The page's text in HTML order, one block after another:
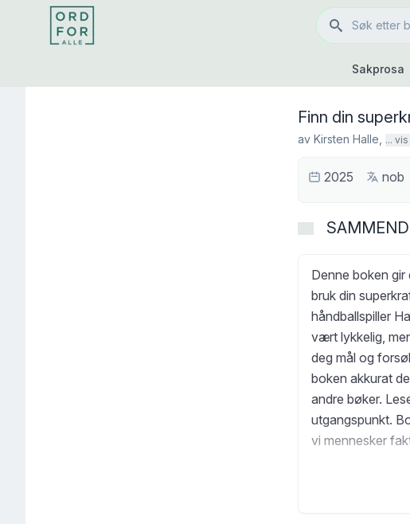
Sakprosa
Finn din
av Kirsten Halle ...
2025 nob
Denne boken
bruk din
håndballspiller
vært lykkelig,
deg mål og
boken akkurat
andre bøker.
utgangspunkt.
vi mennesker
til de mest